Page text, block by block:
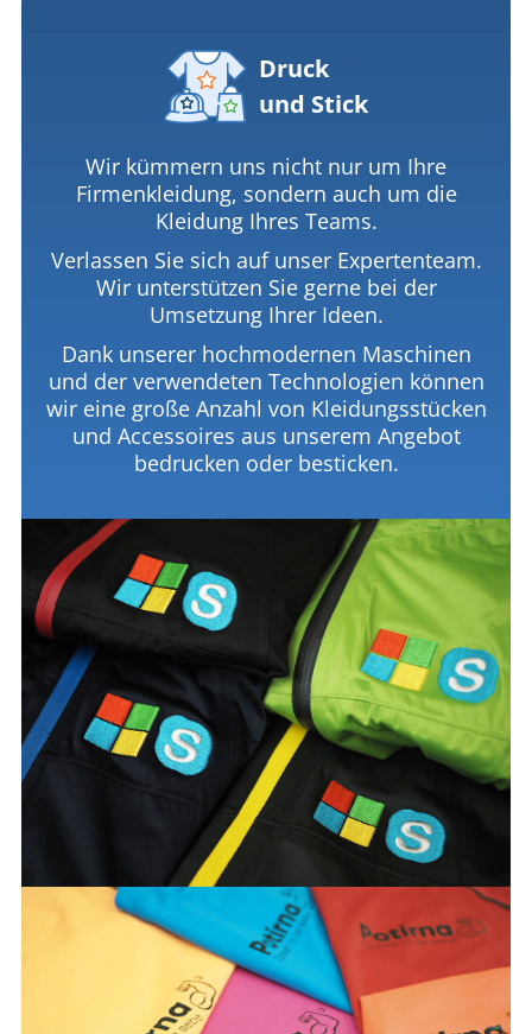
Druck
und Stick
Wir kümmern uns nicht nur um Ihre
Firmenkleidung, sondern auch um die
Kleidung Ihres Teams.
Verlassen Sie sich auf unser Expertenteam.
Wir unterstützen Sie gerne bei der
Umsetzung Ihrer Ideen.
Dank unserer hochmodernen Maschinen
und der verwendeten Technologien können
wir eine große Anzahl von Kleidungsstücken
und Accessoires aus unserem Angebot
bedrucken oder besticken.